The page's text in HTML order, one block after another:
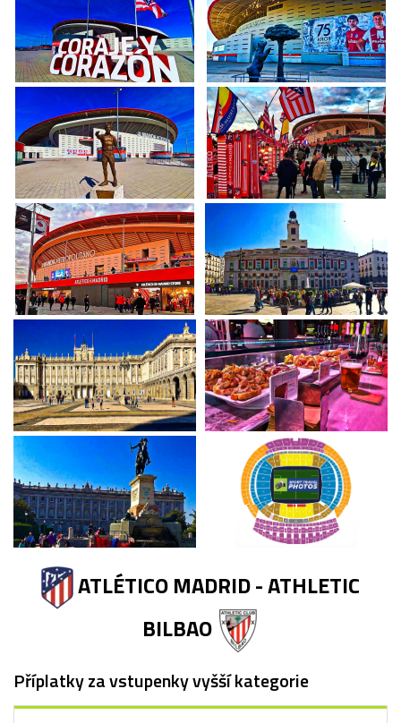
ATLÉTICO MADRID - ATHLETIC
BILBAO
Příplatky za vstupenky vyšší kategorie